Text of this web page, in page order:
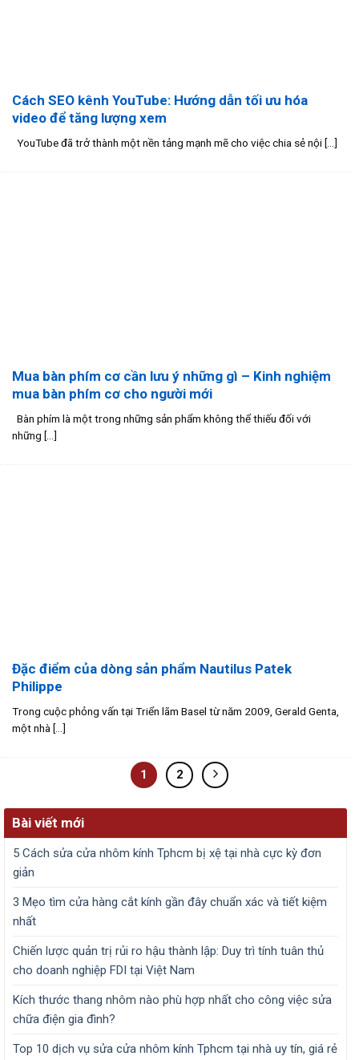
Cách SEO kênh YouTube: Hướng dẫn tối ưu hóa
video để tăng lượng xem
YouTube đã trở thành một nền tảng mạnh mẽ cho việc chia sẻ nội [...]
Mua bàn phím cơ cần lưu ý những gì – Kinh nghiệm
mua bàn phím cơ cho người mới
Bàn phím là một trong những sản phẩm không thể thiếu đối với
những [...]
Đặc điểm của dòng sản phẩm Nautilus Patek
Philippe
Trong cuộc phỏng vấn tại Triển lãm Basel từ năm 2009, Gerald Genta,
một nhà [...]
1 2
Bài viết mới
5 Cách sửa cửa nhôm kính Tphcm bị xệ tại nhà cực kỳ đơn
giản
3 Mẹo tìm cửa hàng cắt kính gần đây chuẩn xác và tiết kiệm
nhất
Chiến lược quản trị rủi ro hậu thành lập: Duy trì tính tuân thủ
cho doanh nghiệp FDI tại Việt Nam
Kích thước thang nhôm nào phù hợp nhất cho công việc sửa
chữa điện gia đình?
Top 10 dịch vụ sửa cửa nhôm kính Tphcm tại nhà uy tín, giá rẻ